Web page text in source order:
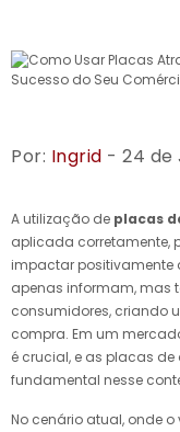
Por: Ingrid - 24 de
A utilização de placas
aplicada corretamente,
impactar positivamente
apenas informam, mas
consumidores, criando
compra. Em um
é crucial, e as placas
fundamental nesse
No cenário atual, onde